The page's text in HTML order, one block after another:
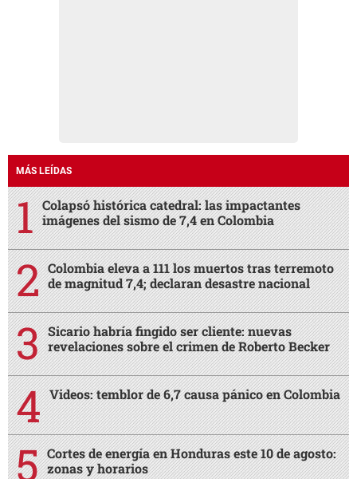
MÁS LEÍDAS
Colapsó histórica catedral: las impactantes
imágenes del sismo de 7,4 en Colombia
Colombia eleva a 111 los muertos tras terremoto
de magnitud 7,4; declaran desastre nacional
Sicario habría fingido ser cliente: nuevas
revelaciones sobre el crimen de Roberto Becker
Videos: temblor de 6,7 causa pánico en Colombia
Cortes de energía en Honduras este 10 de agosto:
zonas y horarios